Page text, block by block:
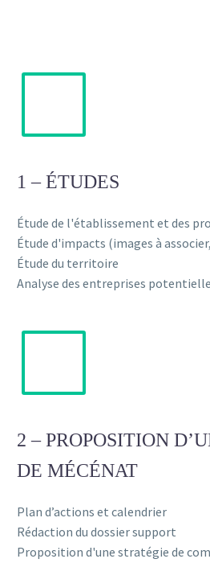
1 – ÉTUDES
Étude de l'établissement et des
Étude d'impacts (images à
Étude du territoire
Analyse des entreprises
2 – PROPOSITION
DE MÉCÉNAT
Plan d’actions et calendrier
Rédaction du dossier support
Proposition d'une stratégie de